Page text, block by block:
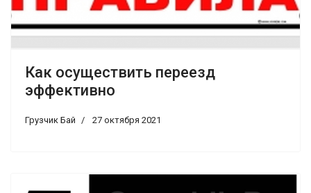
Как осуществить переезд
эффективно
Грузчик Бай 27 октября 2021